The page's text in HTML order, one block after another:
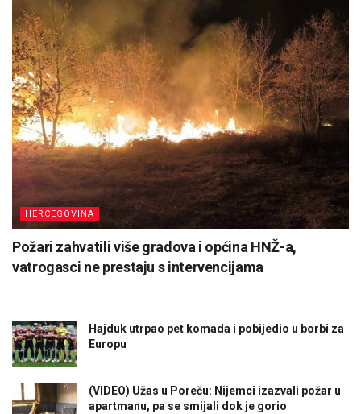
HERCEGOVINA
Požari zahvatili više gradova i općina HNŽ-a,
vatrogasci ne prestaju s intervencijama
Hajduk utrpao pet komada i pobijedio u borbi za
Europu
(VIDEO) Užas u Poreču: Nijemci izazvali požar u
apartmanu, pa se smijali dok je gorio